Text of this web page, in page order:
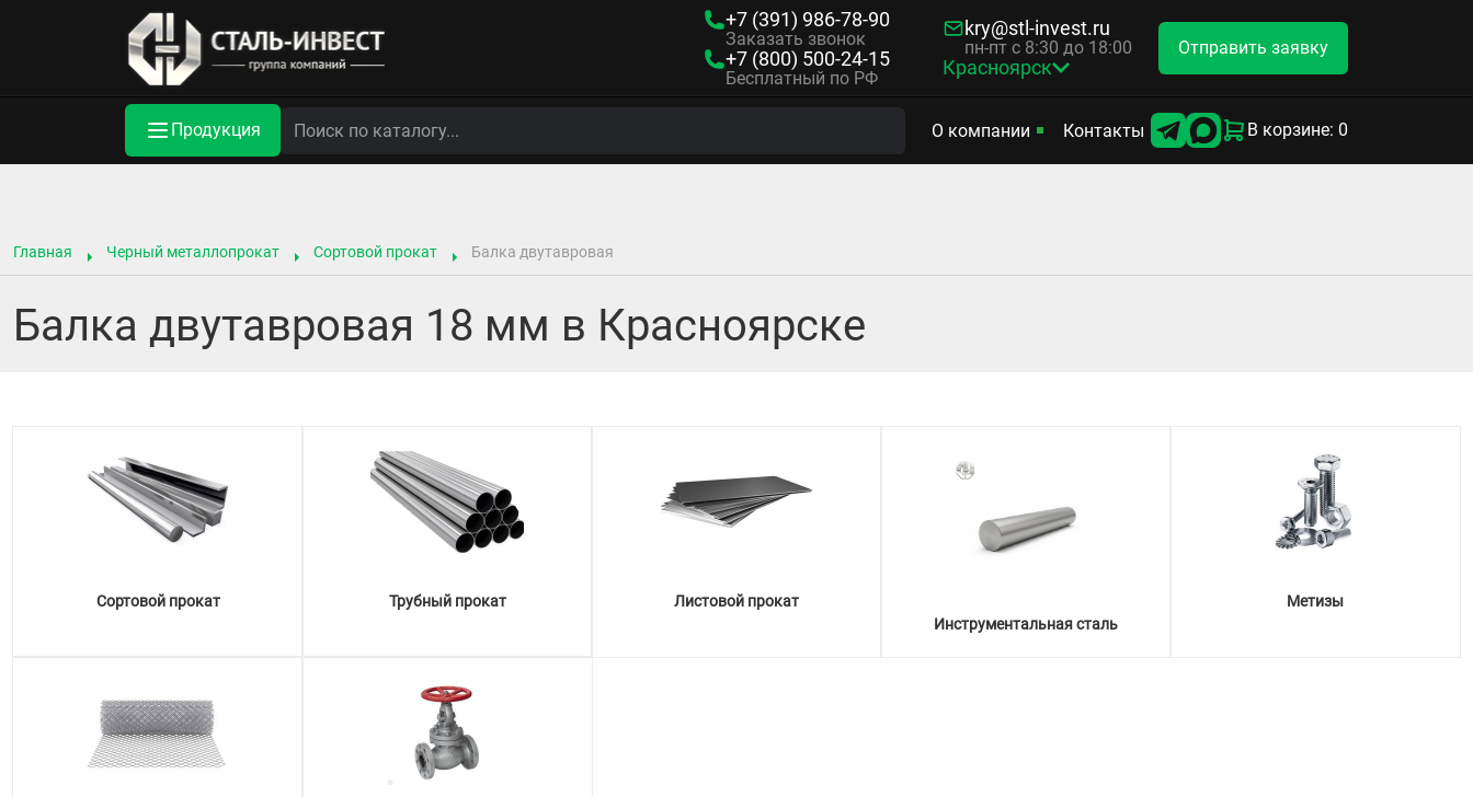
+7 (391) 986-78-90
Заказать звонок
+7 (800) 500-24-15
Бесплатный по РФ
kry@stl-invest.ru
пн-пт с 8:30 до 18:00
Красноярск
Отправить заявку
Продукция О компании Контакты В корзине: 0
Главная Черный металлопрокат Сортовой прокат Балка двутавровая
Балка двутавровая 18 мм в Красноярске
Сортовой прокат Трубный прокат
Листовой прокат
Инструментальная сталь
Метизы